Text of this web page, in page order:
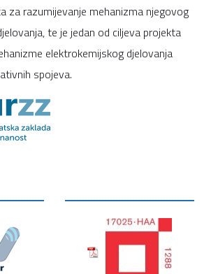
za razumijevanje mehanizma njegovog
te je jedan od ciljeva projekta
elektrokemijskog djelovanja
spojeva.